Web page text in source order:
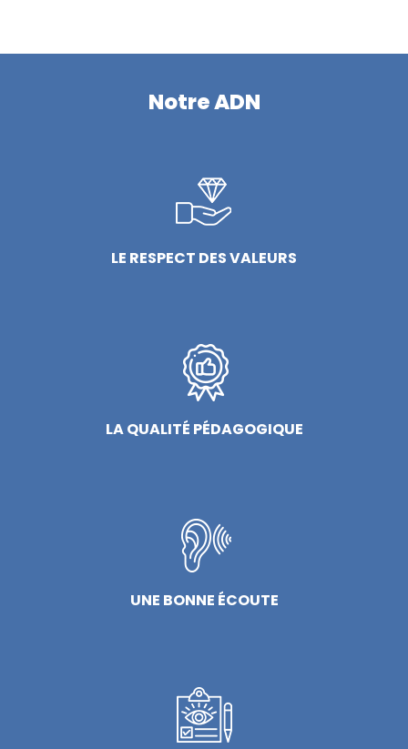
Notre ADN
LE RESPECT DES VALEURS
LA QUALITÉ PÉDAGOGIQUE
UNE BONNE ÉCOUTE